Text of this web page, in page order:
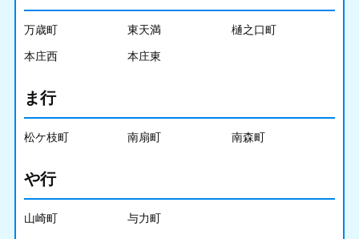
万歳町 東天満 樋之口町
本庄西 本庄東
ま行
松ケ枝町 南扇町 南森町
や行
山崎町 与力町